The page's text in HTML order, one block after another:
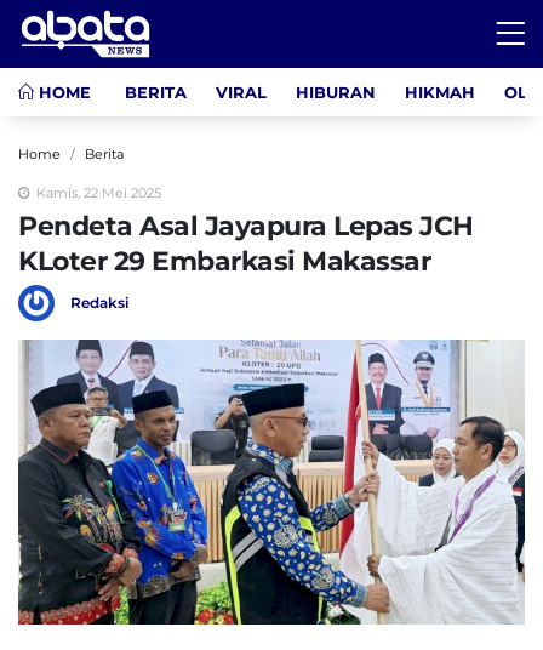
HOME BERITA VIRAL HIBURAN HIKMAH
Home Berita
Kamis, 22 Mei 2025
Pendeta Asal Jayapura Lepas JCH
KLoter 29 Embarkasi Makassar
Redaksi